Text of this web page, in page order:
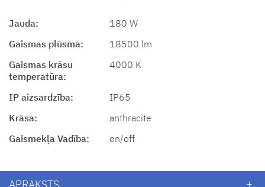
Jauda:
180 W
Gaismas plūsma:
18500 lm
Gaismas krāsu
temperatūra:
4000 K
IP aizsardzība:
IP65
Krāsa:
anthracite
Gaismekļa Vadība:
on/off